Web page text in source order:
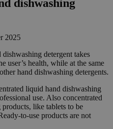
dishwashing
2025
detergent takes
user’s health, while at the same
hand dishwashing detergents.
liquid hand dishwashing
use. Also concentrated
like tablets to be
to-use products are not